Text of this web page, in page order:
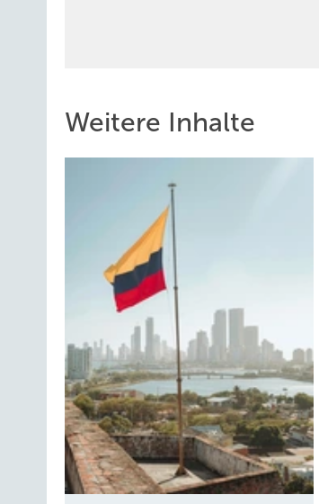
Weitere Inhalte